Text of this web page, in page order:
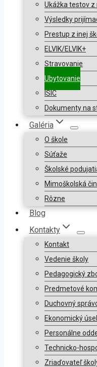
Ukážka testov
Výsledky
Prestup z inej
ELVIK/ELVIK+
Stravovanie
Ubytovanie
ISIC
Dokumenty na
Galéria
O škole
Súťaže
Školské
Mimoškolská
Rôzne
Blog
Kontakty
Kontakt
Vedenie školy
Pedagogický
Predmetové
Duchovný
Ekonomický
Personálne
Technicko-
Zriaďovateľ